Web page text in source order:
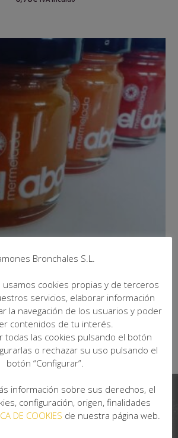
Extra Artesana “El Ababol”
2,32€IVA Incluido
Bronchales S.L.
usamos cookies propias y de terceros
servicios, elaborar información
la navegación de los usuarios y poder
contenidos de tu interés.
todas las cookies pulsando el botón
o rechazar su uso pulsando el
botón “Configurar”.
información sobre sus derechos, el
configuración, origen, finalidades
DE COOKIES de nuestra página web.